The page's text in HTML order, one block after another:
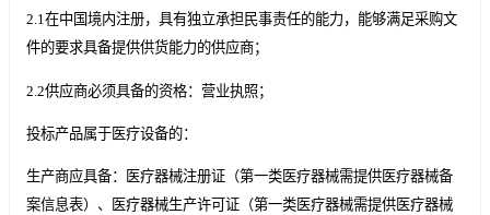
2.1在中国境内注册，具有独立承担民事责任的能力，能够满足采购文
件的要求具备提供供货能力的供应商；
2.2供应商必须具备的资格：营业执照；
投标产品属于医疗设备的：
生产商应具备：医疗器械注册证（第一类医疗器械需提供医疗器械备
案信息表）、医疗器械生产许可证（第一类医疗器械需提供医疗器械